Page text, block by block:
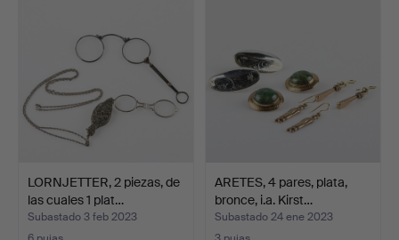
LORNJETTER, 2 piezas, de
las cuales 1 plat…
Subastado 3 feb 2023
ARETES, 4 pares, plata,
bronce, i.a. Kirst…
Subastado 24 ene 2023